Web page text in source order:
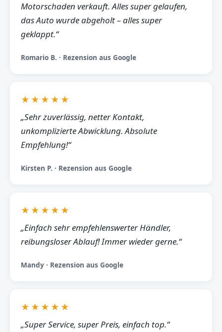
Motorschaden verkauft. Alles super gelaufen,
das Auto wurde abgeholt – alles super
geklappt.“
Romario B. · Rezension aus Google
★★★★★
„Sehr zuverlässig, netter Kontakt,
unkomplizierte Abwicklung. Absolute
Empfehlung!“
Kirsten P. · Rezension aus Google
★★★★★
„Einfach sehr empfehlenswerter Händler,
reibungsloser Ablauf! Immer wieder gerne.“
Mandy · Rezension aus Google
★★★★★
„Super Service, super Preis, einfach top.“